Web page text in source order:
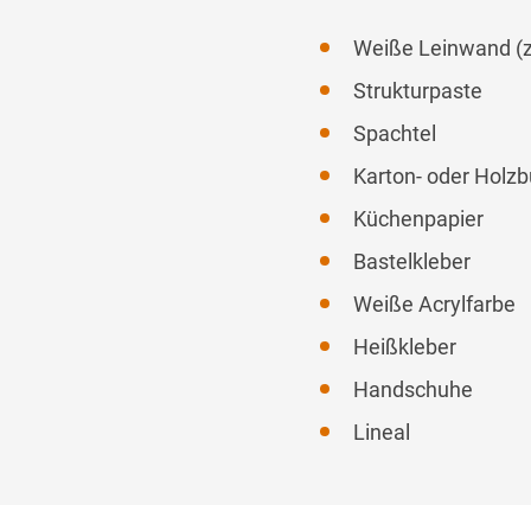
Weiße Leinwand
Strukturpaste
Spachtel
Karton- oder
Küchenpapier
Bastelkleber
Weiße Acrylfarbe
Heißkleber
Handschuhe
Lineal